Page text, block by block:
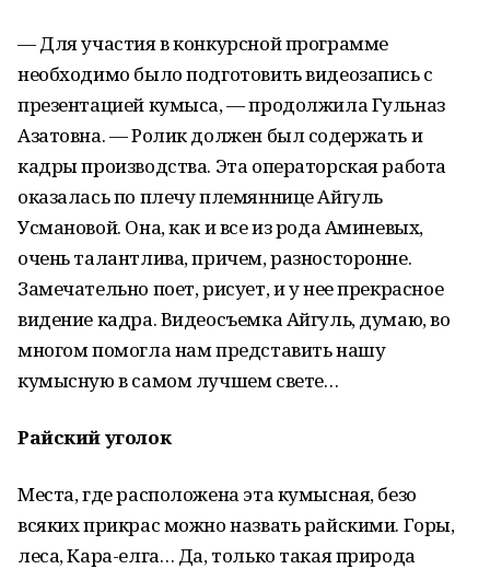
— Для участия в конкурсной программе
необходимо было подготовить видеозапись с
презентацией кумыса, — продолжила Гульназ
Азатовна. — Ролик должен был содержать и
кадры производства. Эта операторская работа
оказалась по плечу племяннице Айгуль
Усмановой. Она, как и все из рода Аминевых,
очень талантлива, причем, разносторонне.
Замечательно поет, рисует, и у нее прекрасное
видение кадра. Видеосъемка Айгуль, думаю, во
многом помогла нам представить нашу
кумысную в самом лучшем свете…
Райский уголок
Места, где расположена эта кумысная, безо
всяких прикрас можно назвать райскими. Горы,
леса, Кара-елга… Да, только такая природа